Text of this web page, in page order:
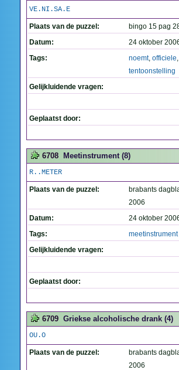
VE.NI.SA.E
Plaats van de puzzel:
bingo 15 pag
Datum:
24 oktober
Tags:
noemt, officiele
tentoonstelling
Gelijkluidende vragen:
Geplaatst door:
6708 Meetinstrument (8)
R..METER
Plaats van de puzzel:
brabants
2006
Datum:
24 oktober
Tags:
meetinstrument
Gelijkluidende vragen:
Geplaatst door:
6709 Griekse alcoholische drank (4)
OU.O
Plaats van de puzzel:
brabants
2006